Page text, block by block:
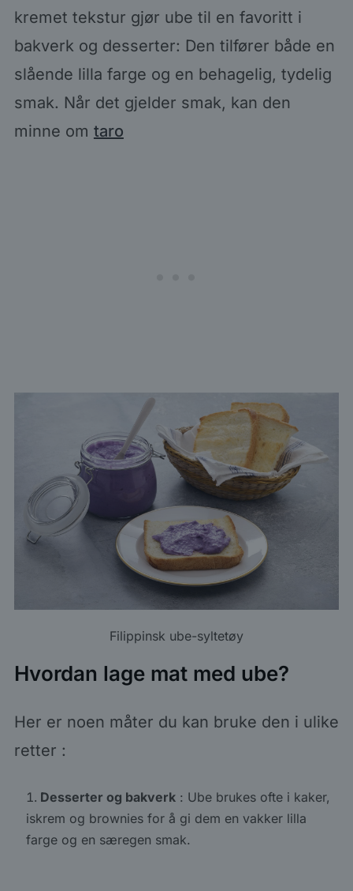
kremet tekstur gjør ube til en favoritt i
bakverk og desserter: Den tilfører både en
slående lilla farge og en behagelig, tydelig
smak. Når det gjelder smak, kan den
minne om taro
Filippinsk ube-syltetøy
Hvordan lage mat med ube?
Her er noen måter du kan bruke den i ulike
retter :
Desserter og bakverk: Ube brukes ofte i kaker,
iskrem og brownies for å gi dem en vakker lilla
farge og en særegen smak.